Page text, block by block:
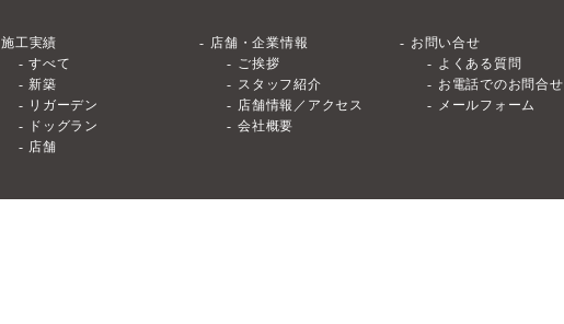
施工実績
すべて
新築
リガーデン
ドッグラン
店舗
店舗・企業情報
ご挨拶
スタッフ紹介
店舗情報／アクセス
会社概要
お問い合せ
よくある質問
お電話でのお問合せ
メールフォーム